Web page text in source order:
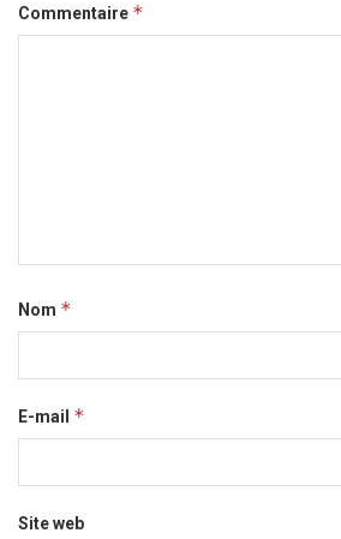
Commentaire *
Nom *
E-mail *
Site web